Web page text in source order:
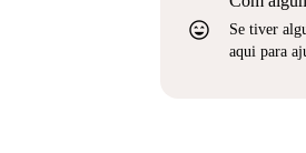
sentiment_very_satisfied
Se tiver
aqui para